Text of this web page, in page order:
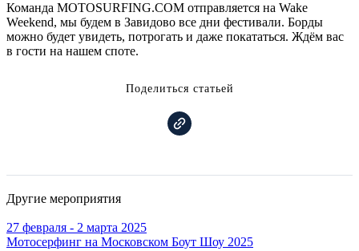
Команда MOTOSURFING.COM отправляется на Wake
Weekend, мы будем в Завидово все дни фестивали. Борды
можно будет увидеть, потрогать и даже покататься. Ждём вас
в гости на нашем споте.
Поделиться статьей
Другие мероприятия
27 февраля - 2 марта 2025
Мотосерфинг на Московском Боут Шоу 2025